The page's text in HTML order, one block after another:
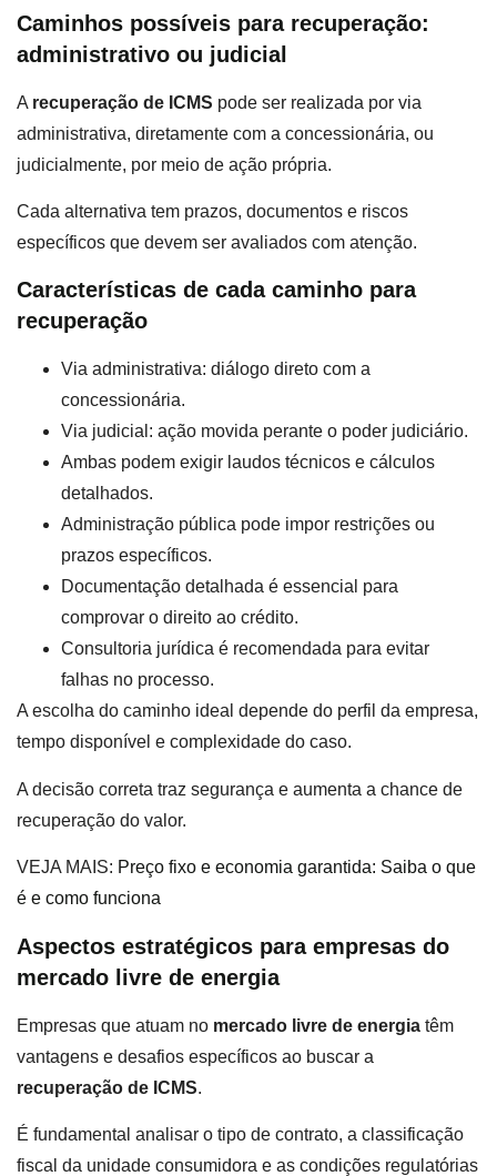
Caminhos possíveis para recuperação:
administrativo ou judicial
A recuperação de ICMS pode ser realizada por via
administrativa, diretamente com a concessionária, ou
judicialmente, por meio de ação própria.
Cada alternativa tem prazos, documentos e riscos
específicos que devem ser avaliados com atenção.
Características de cada caminho para
recuperação
Via administrativa: diálogo direto com a
concessionária.
Via judicial: ação movida perante o poder judiciário.
Ambas podem exigir laudos técnicos e cálculos
detalhados.
Administração pública pode impor restrições ou
prazos específicos.
Documentação detalhada é essencial para
comprovar o direito ao crédito.
Consultoria jurídica é recomendada para evitar
falhas no processo.
A escolha do caminho ideal depende do perfil da empresa,
tempo disponível e complexidade do caso.
A decisão correta traz segurança e aumenta a chance de
recuperação do valor.
VEJA MAIS: Preço fixo e economia garantida: Saiba o que
é e como funciona
Aspectos estratégicos para empresas do
mercado livre de energia
Empresas que atuam no mercado livre de energia têm
vantagens e desafios específicos ao buscar a
recuperação de ICMS.
É fundamental analisar o tipo de contrato, a classificação
fiscal da unidade consumidora e as condições regulatórias